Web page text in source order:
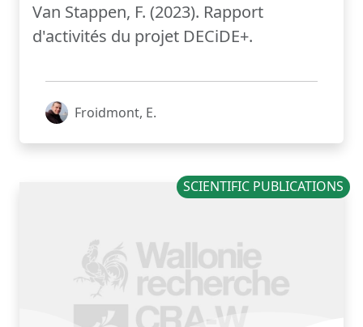
Van Stappen, F. (2023). Rapport
d'activités du projet DECiDE+.
Froidmont, E.
SCIENTIFIC PUBLICATIONS